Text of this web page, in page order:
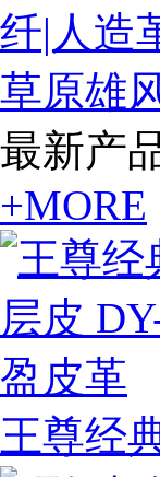
草原雄
最新产
+MORE
王尊经